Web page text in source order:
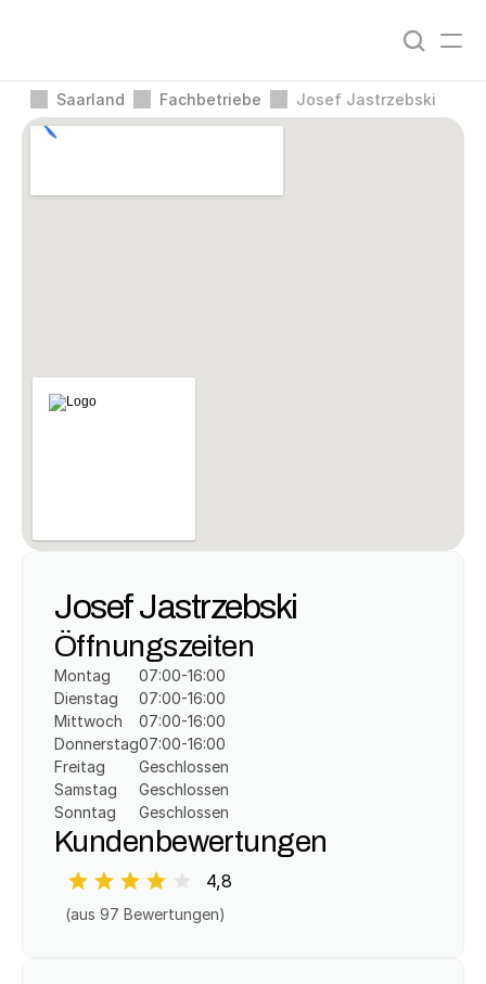
Saarland Fachbetriebe Josef Jastrzebski
Josef Jastrzebski
Öffnungszeiten
Montag
Dienstag
Mittwoch
Donnerstag
Freitag
Samstag
Sonntag
07:00-16:00
07:00-16:00
07:00-16:00
07:00-16:00
Geschlossen
Geschlossen
Geschlossen
Kundenbewertungen
4,8
(aus 97 Bewertungen)